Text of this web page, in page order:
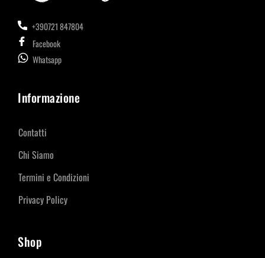
+390721 847804
Facebook
Whatsapp
Informazione
Contatti
Chi Siamo
Termini e Condizioni
Privacy Policy
Shop